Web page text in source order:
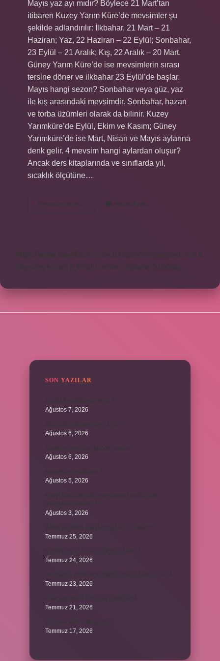
Mayıs yaz ayı mıdır? Böylece 21 Mart’tan
itibaren Kuzey Yarım Küre’de mevsimler şu
şekilde adlandırılır: İlkbahar, 21 Mart – 21
Haziran; Yaz, 22 Haziran – 22 Eylül; Sonbahar,
23 Eylül – 21 Aralık; Kış, 22 Aralık – 20 Mart.
Güney Yarım Küre’de ise mevsimlerin sırası
tersine döner ve ilkbahar 23 Eylül’de başlar.
Mayıs hangi sezon? Sonbahar veya güz, yaz
ile kış arasındaki mevsimdir. Sonbahar, hazan
ve torba üzümleri olarak da bilinir. Kuzey
Yarımküre’de Eylül, Ekim ve Kasım; Güney
Yarımküre’de ise Mart, Nisan ve Mayıs aylarına
denk gelir. 4 mevsim hangi aylardan oluşur?
Ancak ders kitaplarında ve sınıflarda yıl,
sıcaklık ölçütüne…
Devamını okuyun
Yaz
Yorum Bırak
https://www.diyetforum.com.tr
https://heceegitim.com.tr
https://eyh.com.tr knight online nttgame Sitemap
SON YAZILAR
Ağustos 7, 2026
Ağustos 6, 2026
Ağustos 6, 2026
Ağustos 5, 2026
Ağustos 3, 2026
Temmuz 25, 2026
Temmuz 24, 2026
Temmuz 23, 2026
Temmuz 21, 2026
Temmuz 17, 2026